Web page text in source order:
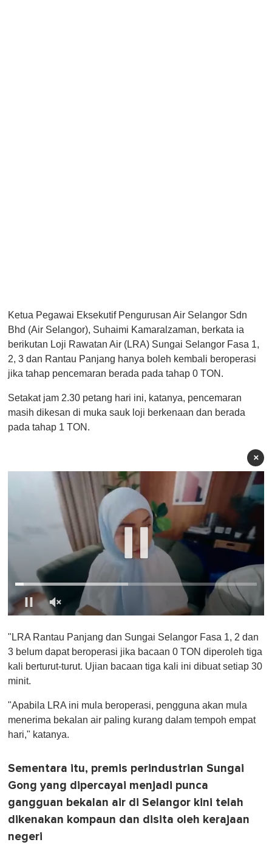
Ketua Pegawai Eksekutif Pengurusan Air Selangor Sdn
Bhd (Air Selangor), Suhaimi Kamaralzaman, berkata ia
berikutan Loji Rawatan Air (LRA) Sungai Selangor Fasa 1,
2, 3 dan Rantau Panjang hanya boleh kembali beroperasi
jika tahap pencemaran berada pada tahap 0 TON.
Setakat jam 2.30 petang hari ini, katanya, pencemaran
masih dikesan di muka sauk loji berkenaan dan berada
pada tahap 1 TON.
×
1
i
n
e
,
"LRA Rantau Panjang dan Sungai Selangor Fasa 1, 2 dan
3 belum dapat beroperasi jika bacaan 0 TON diperoleh tiga
kali berturut-turut. Ujian bacaan tiga kali ini dibuat setiap 30
minit.
"Apabila LRA ini mula beroperasi, pengguna akan mula
menerima bekalan air paling kurang dalam tempoh empat
hari," katanya.
Sementara itu, premis perindustrian Sungai
Gong yang dipercayai menjadi punca
gangguan bekalan air di Selangor kini telah
dikenakan kompaun dan disita oleh kerajaan
negeri